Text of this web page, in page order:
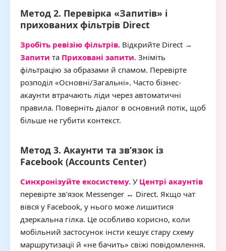
Метод 2. Перевірка «Запитів» і
прихованих фільтрів Direct
Зробіть ревізію фільтрів. Відкрийте Direct →
Запити та Приховані запити. Зніміть
фільтрацію за образами й спамом. Перевірте
розподіл «Основні/Загальні». Часто бізнес-
акаунти втрачають ліди через автоматичні
правила. Поверніть діалог в основний потік, щоб
більше не губити контекст.
Метод 3. Акаунти та зв’язок із
Facebook (Accounts Center)
Синхронізуйте екосистему. У Центрі акаунтів
перевірте зв’язок Messenger ↔ Direct. Якщо чат
вівся у Facebook, у нього може лишитися
дзеркальна гілка. Це особливо корисно, коли
мобільний застосунок інсти кешує стару схему
маршрутизації й «не бачить» свіжі повідомлення.